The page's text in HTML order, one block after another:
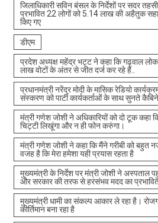
जिलाधिकारी सविन बंसल के निर्देशों पर सदर
प्रभावित 22 लोगों को 5.14 लाख की अहैतुक
किए गए
डीएम
प्रदेश अध्यक्ष महेंद्र भट्ट ने कहा कि गढ़वाल
लाख वोटों के अंतर से जीत दर्ज कर रहे हैं..
प्रधानमंत्री नरेंद्र मोदी के मासिक रेडियो
संस्करण को पार्टी कार्यकर्ताओं के साथ सुनते
मंत्री गणेश जोशी ने अधिकारियों को दो टूक कहा
चिट्टी लिखूंगा और न ही फोन करुंगा।
मंत्री गणेश जोशी ने कहा कि मैंने गरीबी को बहुत
वजह है कि मेरा हमेशा यही प्रयास रहता है
मुख्यमंत्री के निर्देश पर मंत्री जोशी ने अस्पताल
और सरकार की तरफ से हरसंभव मदद का प्रभावित
मुख्यमंत्री धामी का संकल्प आकार ले रहा है।
कीर्तिमान बना रहा है